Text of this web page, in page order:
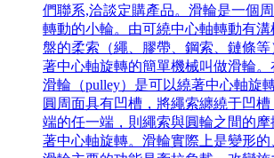
們聯系,洽談定購產品。滑輪是一個
轉動的小輪。由可繞中心軸轉動有
盤的柔索（繩、膠帶、鋼索、鏈條
著中心軸旋轉的簡單機械叫做滑輪
滑輪（pulley）是可以繞著中心軸旋
圓周面具有凹槽，將繩索纏繞于凹
端的任一端，則繩索與圓輪之間的
著中心軸旋轉。滑輪實際上是變形的